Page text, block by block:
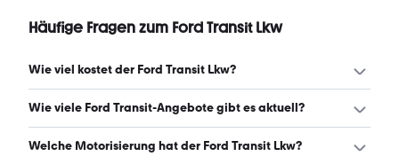
Häufige Fragen zum Ford Transit Lkw
Wie viel kostet der Ford Transit Lkw?
Ein guter Preis für einen Ford Transit Lkw liegt zwischen
monatlich. (Stand: 9.8.2026)
Wie viele Ford Transit-Angebote gibt es aktuell?
Es gibt insgesamt 335 Ford Transit bei mobile.de, davon
Welche Motorisierung hat der Ford Transit Lkw?